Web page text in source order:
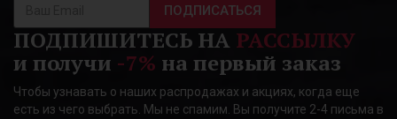
ПОДПИСАТЬСЯ
ПОДПИШИТЕСЬ НА РАССЫЛКУ
и получи -7% на первый заказ
Чтобы узнавать о наших распродажах и акциях, когда еще
есть из чего выбрать. Мы не спамим. Вы получите 2-4 письма в